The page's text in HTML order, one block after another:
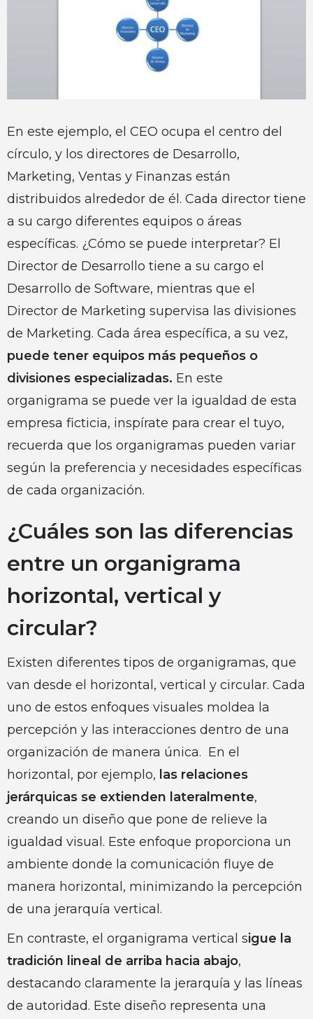
En este ejemplo, el CEO ocupa el centro del
círculo, y los directores de Desarrollo,
Marketing, Ventas y Finanzas están
distribuidos alrededor de él. Cada director tiene
a su cargo diferentes equipos o áreas
específicas. ¿Cómo se puede interpretar? El
Director de Desarrollo tiene a su cargo el
Desarrollo de Software, mientras que el
Director de Marketing supervisa las divisiones
de Marketing. Cada área específica, a su vez,
puede tener equipos más pequeños o
divisiones especializadas. En este
organigrama se puede ver la igualdad de esta
empresa ficticia, inspírate para crear el tuyo,
recuerda que los organigramas pueden variar
según la preferencia y necesidades específicas
de cada organización.
¿Cuáles son las diferencias
entre un organigrama
horizontal, vertical y
circular?
Existen diferentes tipos de organigramas, que
van desde el horizontal, vertical y circular. Cada
uno de estos enfoques visuales moldea la
percepción y las interacciones dentro de una
organización de manera única. En el
horizontal, por ejemplo, las relaciones
jerárquicas se extienden lateralmente,
creando un diseño que pone de relieve la
igualdad visual. Este enfoque proporciona un
ambiente donde la comunicación fluye de
manera horizontal, minimizando la percepción
de una jerarquía vertical.
En contraste, el organigrama vertical sigue la
tradición lineal de arriba hacia abajo,
destacando claramente la jerarquía y las líneas
de autoridad. Este diseño representa una